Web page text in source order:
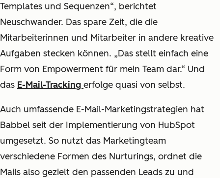
Templates und Sequenzen“, berichtet
Neuschwander. Das spare Zeit, die die
Mitarbeiterinnen und Mitarbeiter in andere kreative
Aufgaben stecken können. „Das stellt einfach eine
Form von Empowerment für mein Team dar.“ Und
das E-Mail-Tracking erfolge quasi von selbst.
Auch umfassende E-Mail-Marketingstrategien hat
Babbel seit der Implementierung von HubSpot
umgesetzt. So nutzt das Marketingteam
verschiedene Formen des Nurturings, ordnet die
Mails also gezielt den passenden Leads zu und